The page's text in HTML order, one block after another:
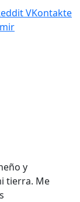
VKontakte
y
tierra. Me